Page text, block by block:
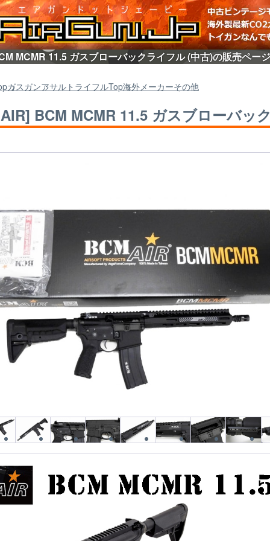
MCMR 11.5 ガスブローバックライフル (中古)の販売ペー
ガスガンアサルトライフルTop海外メーカーその他
BCM MCMR 11.5 ガスブローバッ